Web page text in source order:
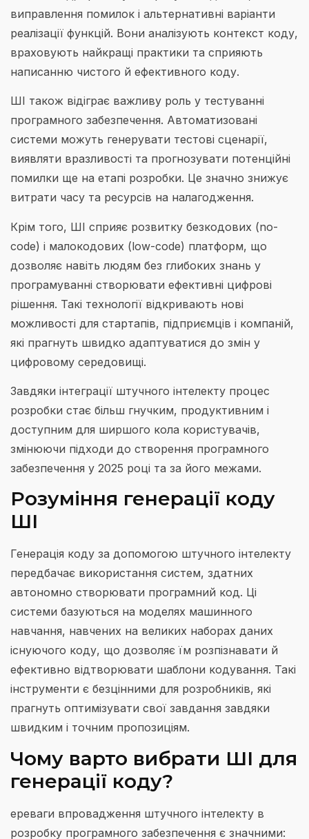
виправлення помилок і альтернативні варіанти
реалізації функцій. Вони аналізують контекст коду,
враховують найкращі практики та сприяють
написанню чистого й ефективного коду.
ШІ також відіграє важливу роль у тестуванні
програмного забезпечення. Автоматизовані
системи можуть генерувати тестові сценарії,
виявляти вразливості та прогнозувати потенційні
помилки ще на етапі розробки. Це значно знижує
витрати часу та ресурсів на налагодження.
Крім того, ШІ сприяє розвитку безкодових (no-
code) і малокодових (low-code) платформ, що
дозволяє навіть людям без глибоких знань у
програмуванні створювати ефективні цифрові
рішення. Такі технології відкривають нові
можливості для стартапів, підприємців і компаній,
які прагнуть швидко адаптуватися до змін у
цифровому середовищі.
Завдяки інтеграції штучного інтелекту процес
розробки стає більш гнучким, продуктивним і
доступним для ширшого кола користувачів,
змінюючи підходи до створення програмного
забезпечення у 2025 році та за його межами.
Розуміння генерації коду
ШІ
Генерація коду за допомогою штучного інтелекту
передбачає використання систем, здатних
автономно створювати програмний код. Ці
системи базуються на моделях машинного
навчання, навчених на великих наборах даних
існуючого коду, що дозволяє їм розпізнавати й
ефективно відтворювати шаблони кодування. Такі
інструменти є безцінними для розробників, які
прагнуть оптимізувати свої завдання завдяки
швидким і точним пропозиціям.
Чому варто вибрати ШІ для
генерації коду?
ереваги впровадження штучного інтелекту в
розробку програмного забезпечення є значними: